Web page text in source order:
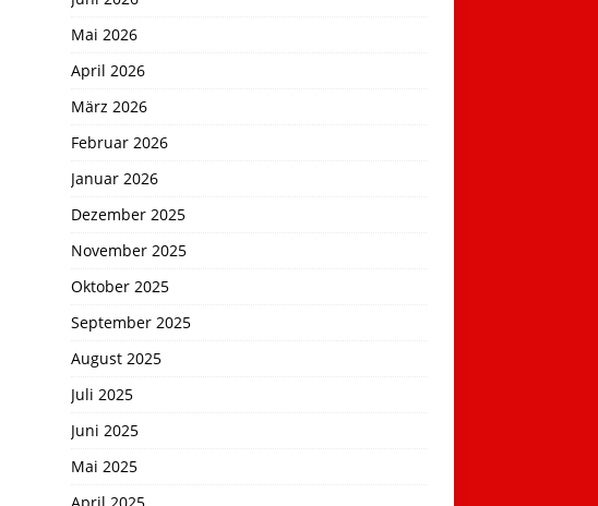
Mai 2026
April 2026
März 2026
Februar 2026
Januar 2026
Dezember 2025
November 2025
Oktober 2025
September 2025
August 2025
Juli 2025
Juni 2025
Mai 2025